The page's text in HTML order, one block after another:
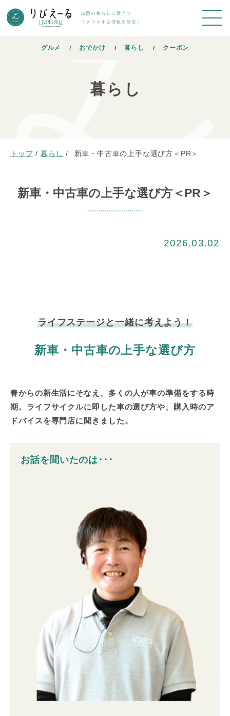
グルメ おでかけ 暮らし クーポン
暮らし
トップ / 暮らし / 新車・中古車の上手な選び方＜PR＞
新車・中古車の上手な選び方＜PR＞
2026.03.02
ライフステージと一緒に考えよう！
新車・中古車の上手な選び方
春からの新生活にそなえ、多くの人が車の準備をする時
期。ライフサイクルに即した車の選び方や、購入時のア
ドバイスを専門店に聞きました。
お話を聞いたのは･･･